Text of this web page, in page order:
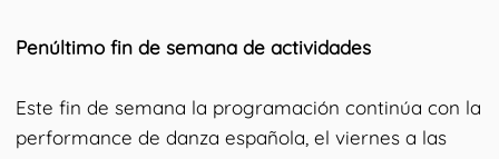
Penúltimo fin de semana de actividades
Este fin de semana la programación continúa con la
performance de danza española, el viernes a las